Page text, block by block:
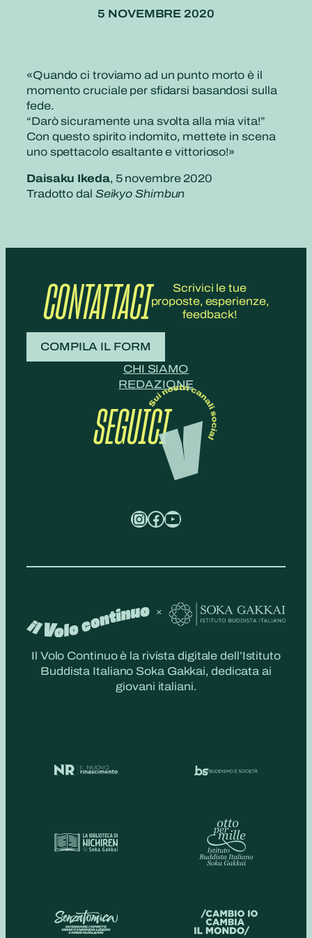
5 NOVEMBRE 2020
«Quando ci troviamo ad un punto morto è il
momento cruciale per sfidarsi basandosi sulla
fede.
“Darò sicuramente una svolta alla mia vita!”
Con questo spirito indomito, mettete in scena
uno spettacolo esaltante e vittorioso!»
Daisaku Ikeda, 5 novembre 2020
Tradotto dal Seikyo Shimbun
CONTATTACI
Scrivici le tue
proposte, esperienze,
feedback!
COMPILA IL FORM
CHI SIAMO
REDAZIONE
SEGUICI
InstagramFacebook YouTube
Il Volo Continuo è la rivista digitale dell’Istituto
Buddista Italiano Soka Gakkai, dedicata ai
giovani italiani.